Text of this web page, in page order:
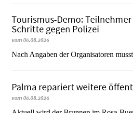
Tourismus-Demo:
Schritte gegen Polizei
vom 06.08.2026
Nach Angaben der Organisatoren
Palma repariert weitere
vom 06.08.2026